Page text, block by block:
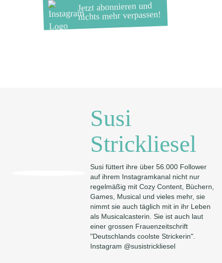
Jetzt abonnieren und
nichts mehr verpassen!
Susi
Strickliesel
Susi füttert ihre über 56.000 Follower
auf ihrem Instagramkanal nicht nur
regelmäßig mit Cozy Content, Büchern,
Games, Musical und vieles mehr, sie
nimmt sie auch täglich mit in ihr Leben
als Musicalcasterin. Sie ist auch laut
einer grossen Frauenzeitschrift
"Deutschlands coolste Strickerin".
Instagram @susistrickliesel